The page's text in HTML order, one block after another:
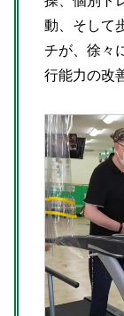
動、そして
チが、徐々
行能力の改